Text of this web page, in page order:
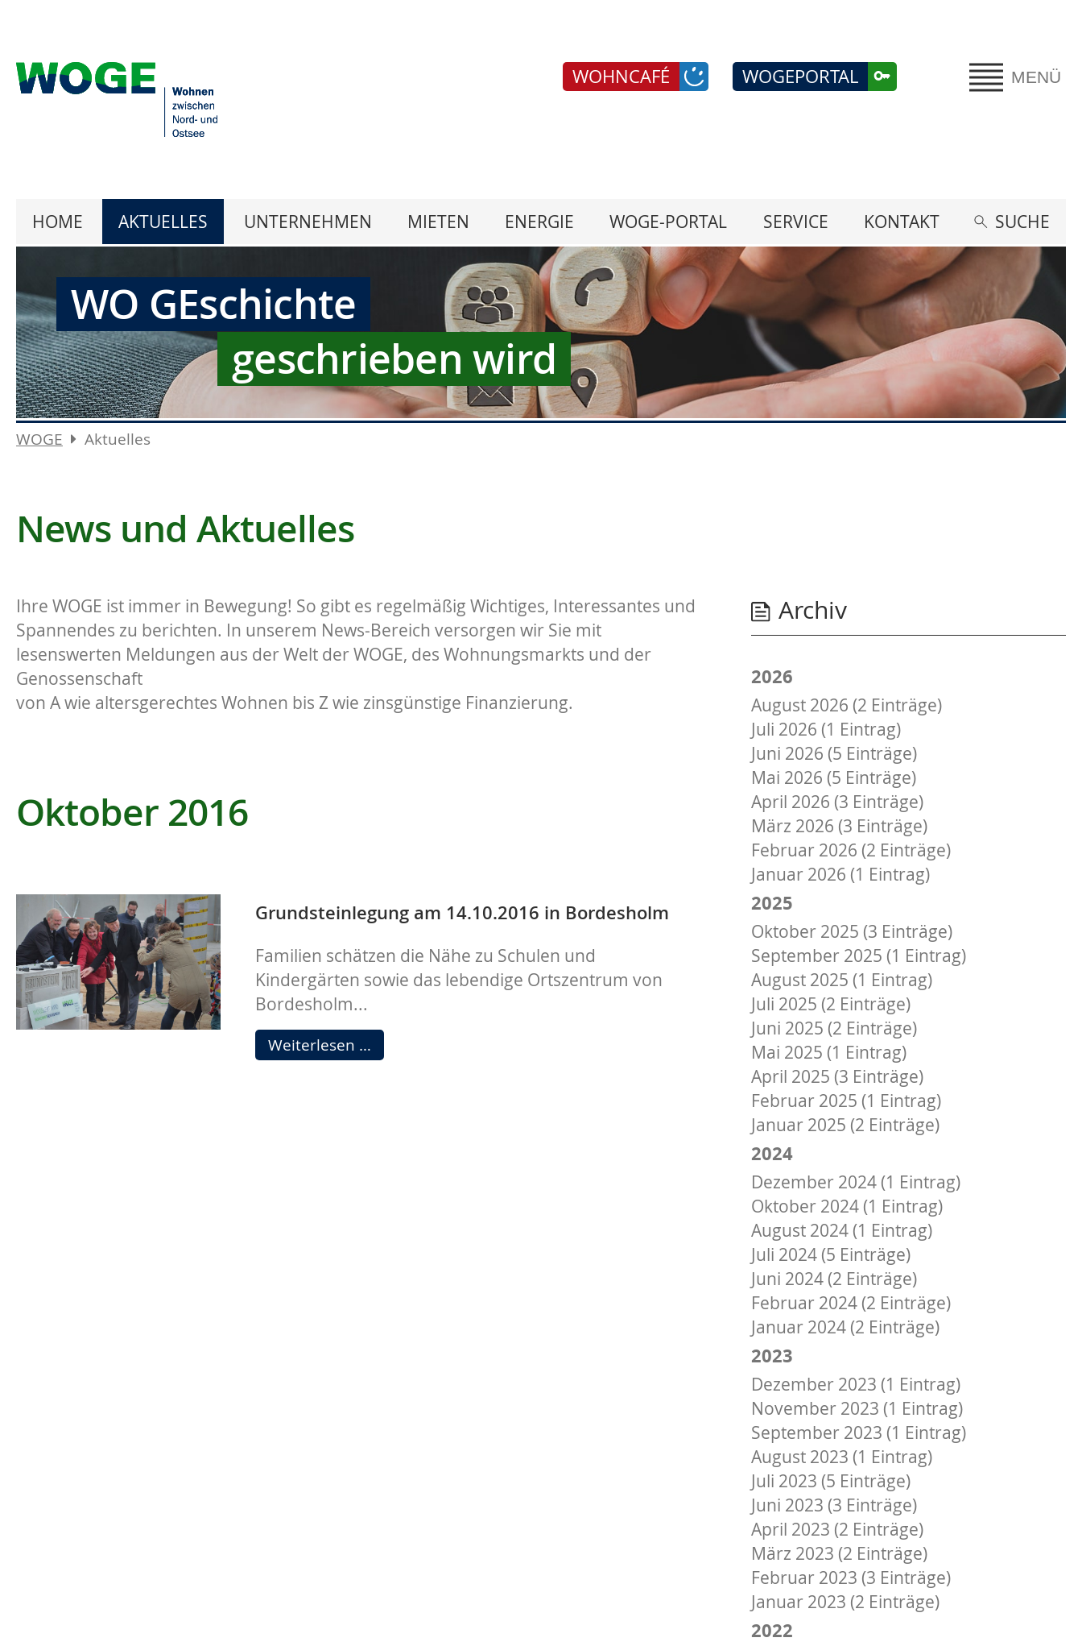
MENÜ
WOGEPORTAL
WOHNCAFÉ
HOME AKTUELLES UNTERNEHMEN MIETEN ENERGIE WOGE-PORTAL SERVICE KONTAKT SUCHE
WO GEschichte
geschrieben wird
WOGE Aktuelles
News und Aktuelles
Ihre WOGE ist immer in Bewegung! So gibt es regelmäßig Wichtiges, Interessantes und
Spannendes zu berichten. In unserem News-Bereich versorgen wir Sie mit
lesenswerten Meldungen aus der Welt der WOGE, des Wohnungsmarkts und der
Genossenschaft
von A wie altersgerechtes Wohnen bis Z wie zinsgünstige Finanzierung.
Oktober 2016
Grundsteinlegung am 14.10.2016 in Bordesholm
Familien schätzen die Nähe zu Schulen und
Kindergärten sowie das lebendige Ortszentrum von
Bordesholm...
Weiterlesen … Grundsteinlegung
am
Archiv
2026
August 2026 (2 Einträge)
Juli 2026 (1 Eintrag)
Juni 2026 (5 Einträge)
Mai 2026 (5 Einträge)
April 2026 (3 Einträge)
März 2026 (3 Einträge)
Februar 2026 (2 Einträge)
Januar 2026 (1 Eintrag)
2025
Oktober 2025 (3 Einträge)
September 2025 (1 Eintrag)
August 2025 (1 Eintrag)
Juli 2025 (2 Einträge)
Juni 2025 (2 Einträge)
Mai 2025 (1 Eintrag)
April 2025 (3 Einträge)
Februar 2025 (1 Eintrag)
Januar 2025 (2 Einträge)
2024
Dezember 2024 (1 Eintrag)
Oktober 2024 (1 Eintrag)
August 2024 (1 Eintrag)
Juli 2024 (5 Einträge)
Juni 2024 (2 Einträge)
Februar 2024 (2 Einträge)
Januar 2024 (2 Einträge)
2023
Dezember 2023 (1 Eintrag)
November 2023 (1 Eintrag)
September 2023 (1 Eintrag)
August 2023 (1 Eintrag)
Juli 2023 (5 Einträge)
Juni 2023 (3 Einträge)
April 2023 (2 Einträge)
März 2023 (2 Einträge)
Februar 2023 (3 Einträge)
Januar 2023 (2 Einträge)
2022